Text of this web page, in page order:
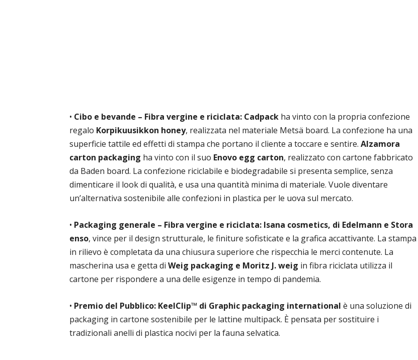
• Cibo e bevande – Fibra vergine e riciclata: Cadpack ha vinto con la propria confezione
regalo Korpikuusikkon honey, realizzata nel materiale Metsä board. La confezione ha una
superficie tattile ed effetti di stampa che portano il cliente a toccare e sentire. Alzamora
carton packaging ha vinto con il suo Enovo egg carton, realizzato con cartone fabbricato
da Baden board. La confezione riciclabile e biodegradabile si presenta semplice, senza
dimenticare il look di qualità, e usa una quantità minima di materiale. Vuole diventare
un’alternativa sostenibile alle confezioni in plastica per le uova sul mercato.
• Packaging generale – Fibra vergine e riciclata: Isana cosmetics, di Edelmann e Stora
enso, vince per il design strutturale, le finiture sofisticate e la grafica accattivante. La stampa
in rilievo è completata da una chiusura superiore che rispecchia le merci contenute. La
mascherina usa e getta di Weig packaging e Moritz J. weig in fibra riciclata utilizza il
cartone per rispondere a una delle esigenze in tempo di pandemia.
• Premio del Pubblico: KeelClip™ di Graphic packaging international è una soluzione di
packaging in cartone sostenibile per le lattine multipack. È pensata per sostituire i
tradizionali anelli di plastica nocivi per la fauna selvatica.